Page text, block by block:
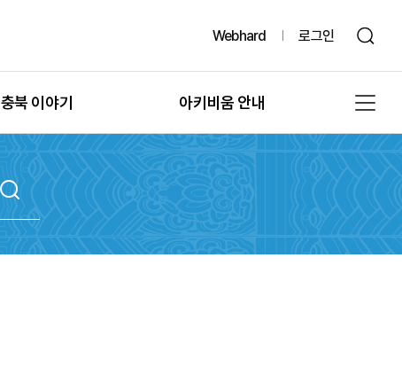
Webhard 로그인
충북 이야기
그때, 그 시절의 충북
또 다른 기록, 발굴
문화유산의 과거여행
아키비움 안내
공지사항
아키비움 소개
이용방법